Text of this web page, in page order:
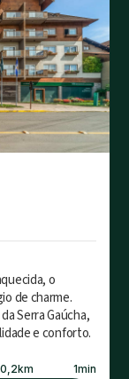
o
de charme.
Serra Gaúcha,
e conforto.
0,2km 1min